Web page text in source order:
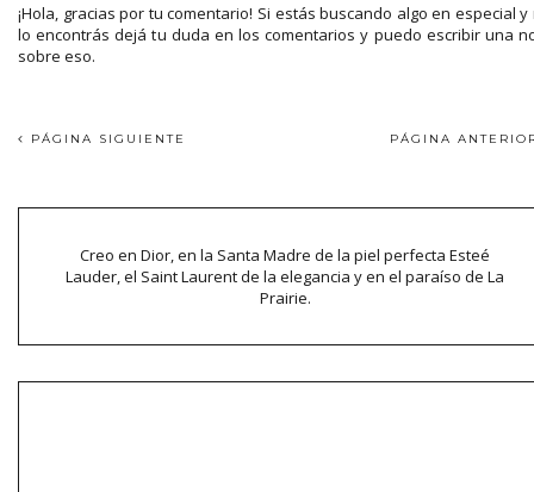
¡Hola, gracias por tu comentario! Si estás buscando algo en especial y
lo encontrás dejá tu duda en los comentarios y puedo escribir una
sobre eso.
PÁGINA SIGUIENTE PÁGINA
Creo en Dior, en la Santa Madre de la piel perfecta Esteé
Lauder, el Saint Laurent de la elegancia y en el paraíso de La
Prairie.